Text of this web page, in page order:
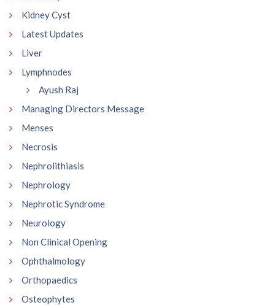
Kidney Cyst
Latest Updates
Liver
Lymphnodes
Ayush Raj
Managing Directors Message
Menses
Necrosis
Nephrolithiasis
Nephrology
Nephrotic Syndrome
Neurology
Non Clinical Opening
Ophthalmology
Orthopaedics
Osteophytes